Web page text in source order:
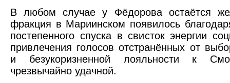
В любом случае у Фёдорова остаётся
фракция в Мариинском появилось
постепенного спуска в свисток энергии
привлечения голосов отстранённых от
и безукоризненной лояльности к
чрезвычайно удачной.